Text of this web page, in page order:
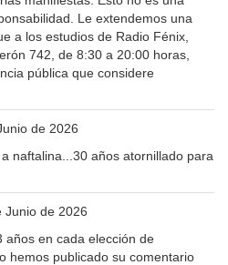
Le extendemos una
a los estudios de Radio Fénix,
742, de 8:30 a 20:00 horas,
pública que considere
de 2026
naftalina...30 años atornillado para
Junio de 2026
años en cada elección de
hemos publicado su comentario